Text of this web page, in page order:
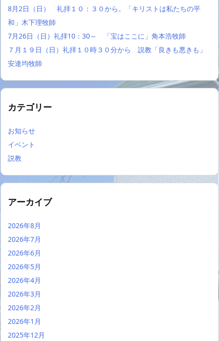
8月2日（日） 礼拝１０：３０から。「キリストは私たちの平
和」木下理牧師
7月26日（日）礼拝10：30～ 「宝はここに」角本浩牧師
７月１９日（日）礼拝１０時３０分から 説教「良きも悪きも」
安達均牧師
カテゴリー
お知らせ
イベント
説教
アーカイブ
2026年8月
2026年7月
2026年6月
2026年5月
2026年4月
2026年3月
2026年2月
2026年1月
2025年12月